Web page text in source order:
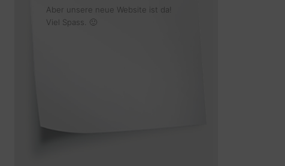
Aber unsere neue Website ist da!
Viel Spass. 🙂